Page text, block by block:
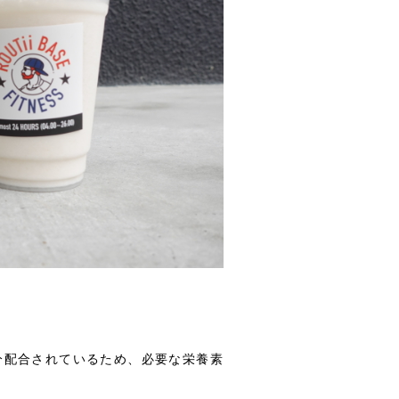
合されているため、必要な栄養素